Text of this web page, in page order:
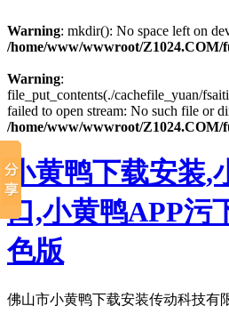
Warning: mkdir(): No space left on
/home/www/wwwroot/Z1024.COM/
Warning:
file_put_contents(./cachefile_yuan/
failed to open stream: No such file or
/home/www/wwwroot/Z1024.COM/
小黄鸭下载安装,
口,小黄鸭APP污
色版
佛山市小黄鸭下载安装传动科技有